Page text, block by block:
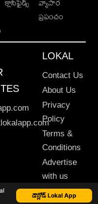
డౌన్లోడ్ Lokal App
ప్రపంచం
LOKAL
Contact Us
About Us
Privacy
Policy
Terms &
Conditions
Advertise
with us
Sitemap
© 2020 Lokal App. All rights reserved.